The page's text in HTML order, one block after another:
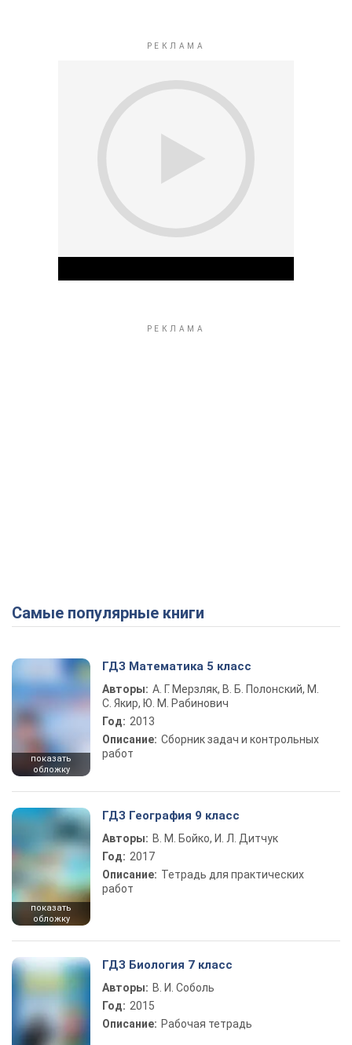
Самые популярные книги
показать
обложку
ГДЗ Математика 5 класс
Авторы: А. Г. Мерзляк, В. Б. Полонский, М.
С. Якир, Ю. М. Рабинович
Год: 2013
Описание: Сборник задач и контрольных
работ
показать
обложку
ГДЗ География 9 класс
Авторы: В. М. Бойко, И. Л. Дитчук
Год: 2017
Описание: Тетрадь для практических
работ
ГДЗ Биология 7 класс
Авторы: В. И. Соболь
Год: 2015
Описание: Рабочая тетрадь